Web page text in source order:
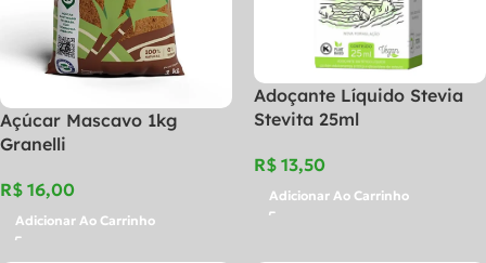
Açúcar Mascavo 1kg
Granelli
R$
Adicionar Ao Carrinho
Adoçante Líquido Stevia
Stevita 25ml
R$
Adicionar Ao Carrinho